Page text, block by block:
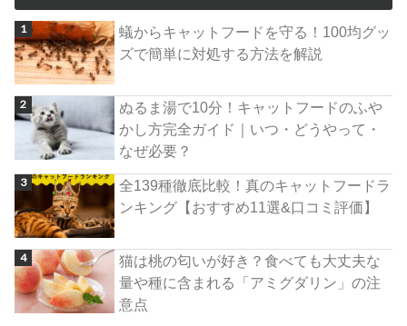
蟻からキャットフードを守る！100均グッ
ズで簡単に対処する方法を解説
ぬるま湯で10分！キャットフードのふや
かし方完全ガイド｜いつ・どうやって・
なぜ必要？
全139種徹底比較！真のキャットフードラ
ンキング【おすすめ11選&口コミ評価】
猫は桃の匂いが好き？食べても大丈夫な
量や種に含まれる「アミグダリン」の注
意点